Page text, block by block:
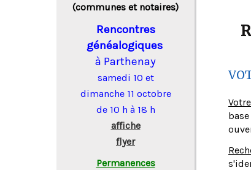
(communes et notaires)
Rencontres
généalogiques
à Parthenay
samedi 10 et
dimanche 11 octobre
de 10 h à 18 h
affiche
flyer
Permanences